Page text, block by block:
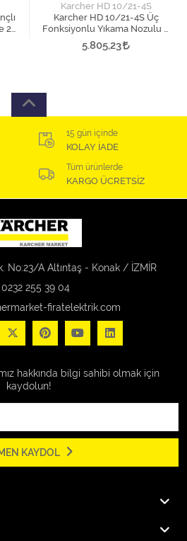
2.
Karcher HD 10/21-4S
Karcher HD 10/21-4S Üç
Fonksiyonlu Yıkama Nozulu 1.
Versiyon
5.805,23
15 gün içinde
KOLAY İADE
Tüm ürünlerde
KARGO ÜCRETSİZ
No:23/A Altıntaş - Konak / İZMİR
0232 255 39 04
firatelektrik.com
hakkında bilgi sahibi olmak için
kaydolun!
KAYDOL